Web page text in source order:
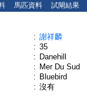
馬匹資料 試閘結果
: 謝祥麟
: 35
: Danehill
: Mer Du Sud
: Bluebird
: 沒有